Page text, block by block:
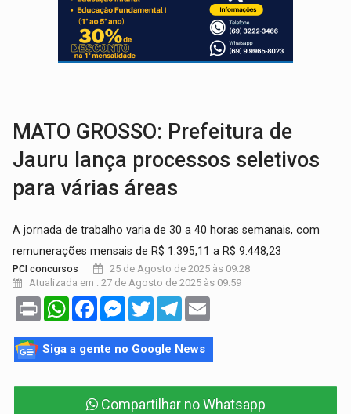
VÍDEO: Serpente capturada na fábrica da Coca-Cola é
HOMENAGEM: Cientistas cassados pelo AI-5 se tornam pesquisadores
MATO GROSSO: Prefeitura de
Jauru lança processos seletivos
para várias áreas
A jornada de trabalho varia de 30 a 40 horas semanais, com
remunerações mensais de R$ 1.395,11 a R$ 9.448,23
PCI concursos
25 de Agosto de 2025 às 09:28
Atualizada em : 27 de Agosto de 2025 às 09:59
Print WhatsAppFacebookMessenger
TwitterTelegram
Siga a gente no Google News
Compartilhar no Whatsapp